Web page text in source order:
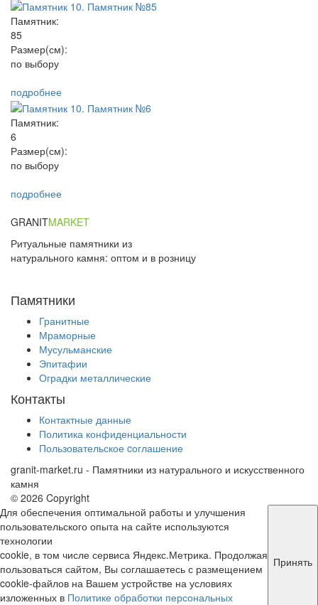
Памятник:
85
Размер(см):
по выбору
подробнее
Памятник:
6
Размер(см):
по выбору
подробнее
GRANITMARKET
Ритуальные памятники из
натурального камня: оптом и в розницу
Памятники
Гранитные
Мраморные
Мусульманские
Эпитафии
Оградки металлические
Контакты
Контактные данные
Политика конфиденциальности
Пользовательское cоглашение
granit-market.ru - Памятники из натурального и искусственного
камня
© 2026 Copyright
Для обеспечения оптимальной работы и улучшения
пользовательского опыта на сайте используются
технологии
cookie, в том числе сервиса Яндекс.Метрика. Продолжая
пользоваться сайтом, Вы соглашаетесь с размещением
cookie-файлов на Вашем устройстве на условиях
изложенных в Политике обработки персональных
Принять